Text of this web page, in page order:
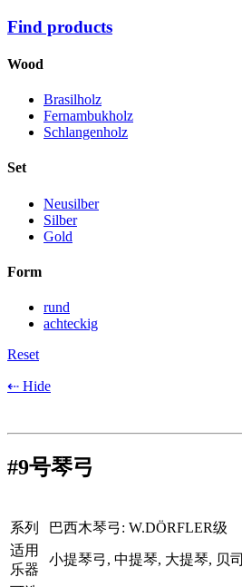
Find products
Wood
Brasilholz
Fernambukholz
Schlangenholz
Set
Neusilber
Silber
Gold
Form
rund
achteckig
Reset
⇠ Hide
#9号琴弓
系列
巴西木琴弓: W.DÖRFLER级
适用
乐器
小提琴弓, 中提琴, 大提琴, 贝司